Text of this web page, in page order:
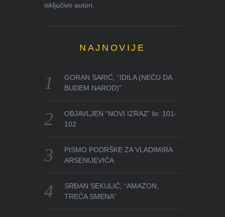
isključivo autori.
NAJNOVIJE
GORAN SARIĆ, “IDILA (NEĆU DA
BUDEM NAROD)”
OBJAVLJEN “NOVI IZRAZ” br. 101-
102
PISMO PODRŠKE ZA VLADIMIRA
ARSENIJEVIĆA
SRĐAN SEKULIĆ, “AMAZON,
TREĆA SMENA”